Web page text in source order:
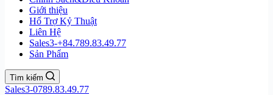
Giới thiệu
Hổ Trợ Kỷ Thuật
Liên Hệ
Sales3-+84.789.83.49.77
Sản Phẩm
Tìm kiếm
Sales3-0789.83.49.77